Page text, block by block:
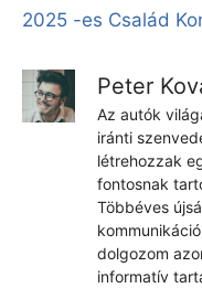
2025 -es Család
Peter
Az autók
iránti
létrehozzak
fontosnak
Többéves
dolgozom
informatív